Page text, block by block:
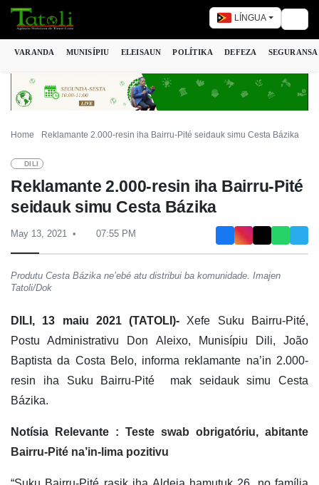
LÍNGUA
VARANDA MUNISÍPIU ELEISAUN POLÍTIKA DEFEZA SEGURANSA
Home Reklamante 2.000-resin iha Bairru-Pité seidauk simu Cesta Bázika
DILI
Reklamante 2.000-resin iha Bairru-Pité
seidauk simu Cesta Bázika
May 13, 2021 07:55 PM
Produtu Cesta Bázika ne’ebé atu distribui ba komunidade. Imajen
Tatoli/Dok
DILI, 13 maiu 2021 (TATOLI)- Xefe Suku Bairru-Pité,
Postu Administrativu Don Aleixo, Munisípiu Dili, João
Baptista da Costa Belo, informa reklamante na’in 2.000-
resin iha Suku Bairru-Pité mak seidauk simu Cesta
Bázika.
Notísia Relevante : Teste swab obrigatóriu, abitante
Bairru-Pité na’in-lima pozitivu